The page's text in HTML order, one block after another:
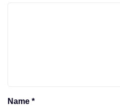
Name *